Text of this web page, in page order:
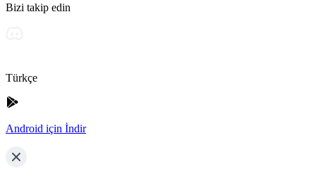
Bizi takip edin
Türkçe
Android için İndir